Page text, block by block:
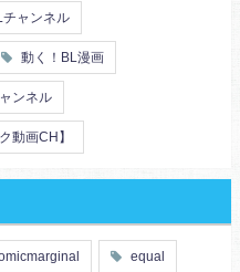
ャンネル
動く！BL漫画
ンネル
動画CH】
equal